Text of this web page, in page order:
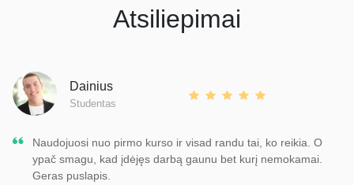
Atsiliepimai
Dainius
Studentas
Naudojuosi nuo pirmo kurso ir visad randu tai, ko reikia. O
ypač smagu, kad įdėjęs darbą gaunu bet kurį nemokamai.
Geras puslapis.